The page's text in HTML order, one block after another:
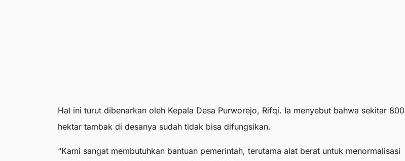
Hal ini turut dibenarkan oleh Kepala Desa Purworejo, Rifqi. Ia menyebut bahwa sekitar 800
hektar tambak di desanya sudah tidak bisa difungsikan.
“Kami sangat membutuhkan bantuan pemerintah, terutama alat berat untuk menormalisasi